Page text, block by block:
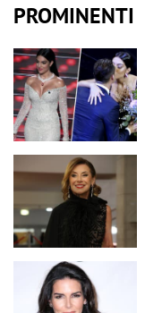
PROMINENTI